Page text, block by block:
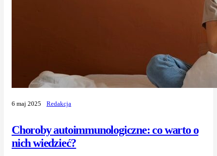
Choroby autoimmunologiczne: co warto o
nich wiedzieć?
6 maj 2025 Redakcja